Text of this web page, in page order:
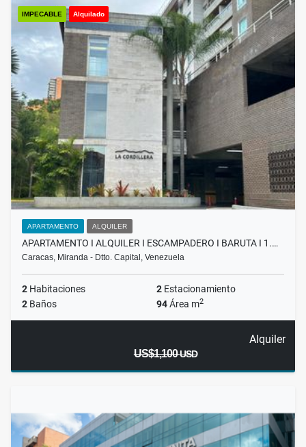
IMPECABLE Alquilado
APARTAMENTO ALQUILER
APARTAMENTO I ALQUILER I ESCAMPADERO I BARUTA I 1.…
Caracas, Miranda - Dtto. Capital, Venezuela
2 Habitaciones 2 Estacionamiento
2 Baños 94Área m2
Alquiler
US$1,100USD